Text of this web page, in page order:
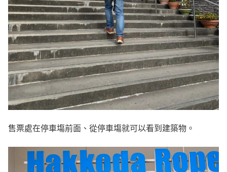
售票處在停車塲前面、從停車塲就可以看到建築物。